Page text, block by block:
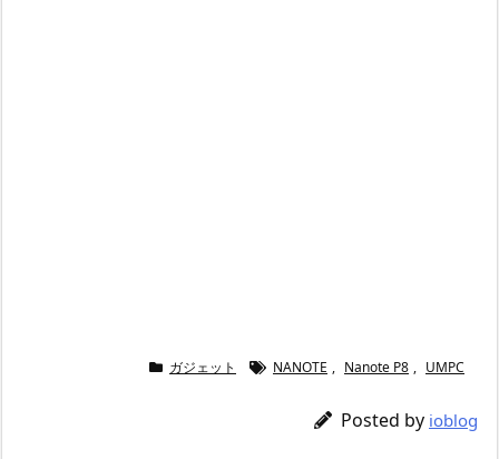
ガジェット NANOTE , Nanote P8 , UMPC
Posted by ioblog